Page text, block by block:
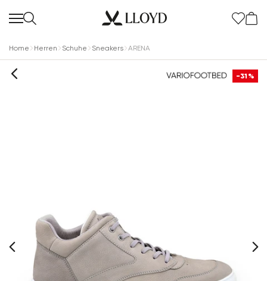
Home Herren Schuhe Sneakers ARENA
-31%